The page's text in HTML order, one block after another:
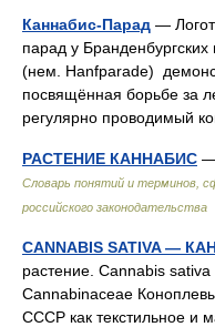
Каннабис-Парад —
парад у
(нем. Hanfparade)
посвящённая борьбе за
регулярно проводимый
РАСТЕНИЕ КАННАБИС —
Словарь понятий и терминов,
российского законодательства
CANNABIS SATIVA —
растение. Cannabis
Cannabinaceae
СССР как текстильное и